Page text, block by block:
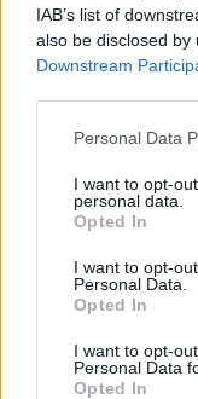
IAB’s list of
also be disclosed
Downstream
Personal Data
I want to opt-
personal data.
Opted In
I want to opt-
Personal Data.
Opted In
I want to opt-
Personal Data
Opted In
3 5
2
7
5
2
8
1
9
7
6
Mais respostas